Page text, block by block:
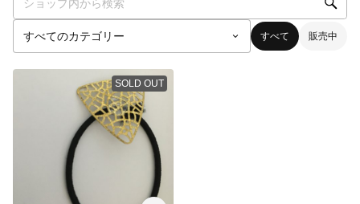
すべて 販売中
SOLD OUT